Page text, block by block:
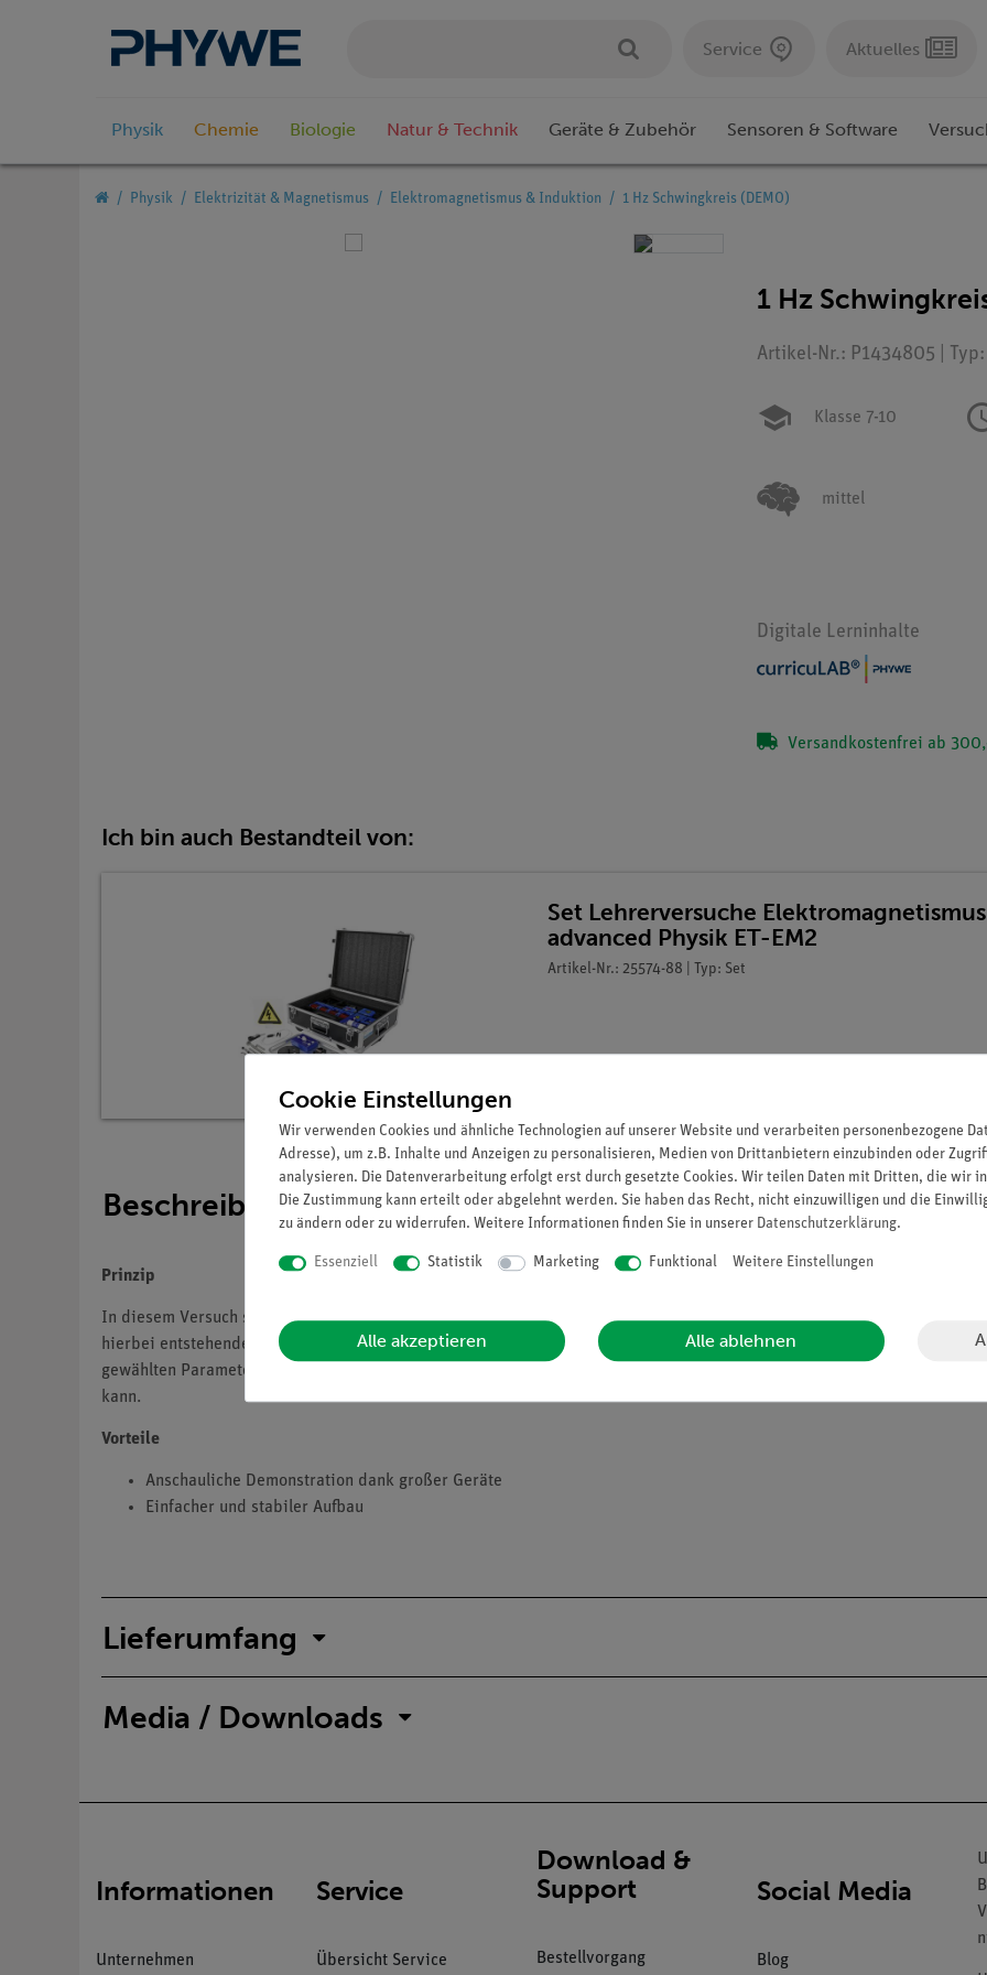
Service Aktuelles
Physik Chemie Biologie Natur & Technik Geräte & Zubehör Sensoren & Software
Physik Elektrizität & Magnetismus Elektromagnetismus & Induktion 1 Hz Schwingkreis (DEMO)
1 Hz
Artikel-Nr.: P1434805 |
Klasse 7-10
mittel
Digitale Lerninhalte
Versandkostenfrei ab
Ich bin auch Bestandteil von:
Set Lehrerversuche
advanced Physik ET-EM2
Artikel-Nr.: 25574-88 | Typ: Set
Beschreibung
Prinzip
In diesem Versuch sind Kondensator und Spule zu einem Schwingkreis in Reihe geschaltet. Der Kondensator wird
hierbei entstehende Magnetfeld sorgt dafür, dass der Kondensator gegenpolig wieder aufgeladen wird. So 'schwingt'
gewählten Parameter entsteht ein sogenannter 1 Hz Schwingkreis, wodurch der Verlauf der Spannung in Echtzeit auf
kann.
Vorteile
Anschauliche Demonstration dank großer Geräte
Einfacher und stabiler Aufbau
Lieferumfang
Media / Downloads
Informationen
Unternehmen
Service
Übersicht Service
Download &
Support
Bestellvorgang
Social Media
Blog
Cookie Einstellungen
Wir verwenden Cookies und ähnliche Technologien auf unserer Website und verarbeiten personenbezogene
Adresse), um z.B. Inhalte und Anzeigen zu personalisieren, Medien von Drittanbietern einzubinden oder
analysieren. Die Datenverarbeitung erfolgt erst durch gesetzte Cookies. Wir teilen Daten mit Dritten, die wir
Die Zustimmung kann erteilt oder abgelehnt werden. Sie haben das Recht, nicht einzuwilligen und die
zu ändern oder zu widerrufen. Weitere Informationen finden Sie in unserer Daten­schutz­erklärung.
Essenziell Statistik Marketing Funktional Weitere Einstellungen
Alle akzeptieren Alle ablehnen